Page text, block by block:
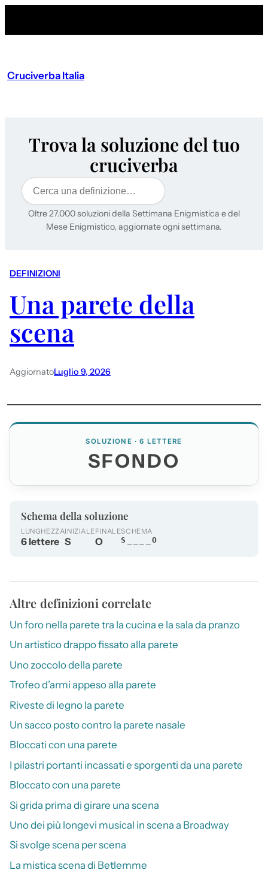
Cruciverba Italia
Trova la soluzione del tuo
cruciverba
Cerca
Oltre 27.000 soluzioni della Settimana Enigmistica e del
Mese Enigmistico, aggiornate ogni settimana.
DEFINIZIONI
Una parete della
scena
AggiornatoLuglio 9, 2026
SOLUZIONE · 6 LETTERE
SFONDO
Schema della soluzione
LUNGHEZZA
6 lettere
INIZIALE
S
FINALE
O
SCHEMA
S____O
Altre definizioni correlate
Un foro nella parete tra la cucina e la sala da pranzo
Un artistico drappo fissato alla parete
Uno zoccolo della parete
Trofeo d’armi appeso alla parete
Riveste di legno la parete
Un sacco posto contro la parete nasale
Bloccati con una parete
I pilastri portanti incassati e sporgenti da una parete
Bloccato con una parete
Si grida prima di girare una scena
Uno dei più longevi musical in scena a Broadway
Si svolge scena per scena
La mistica scena di Betlemme